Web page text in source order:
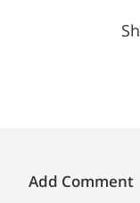
Add Comment